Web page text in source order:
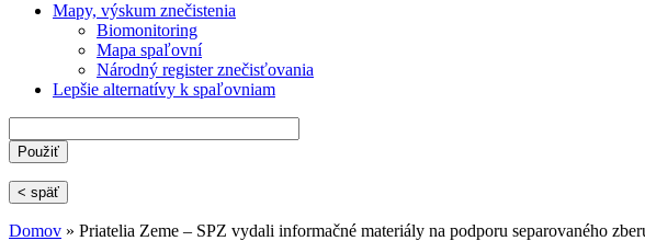
Mapy, výskum znečistenia
Biomonitoring
Mapa spaľovní
Národný register znečisťovania
Lepšie alternatívy k spaľovniam
< späť
Domov » Priatelia Zeme – SPZ vydali informačné materiály na podporu separovaného